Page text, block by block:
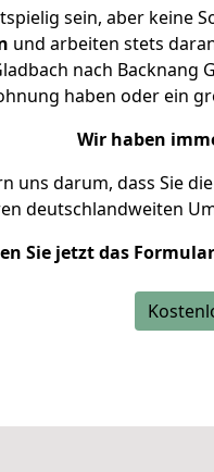
sein, aber keine
und arbeiten stets
nach Backnang
haben oder ein
Wir haben
uns darum, dass Sie
deutschlandweiten
Sie jetzt das